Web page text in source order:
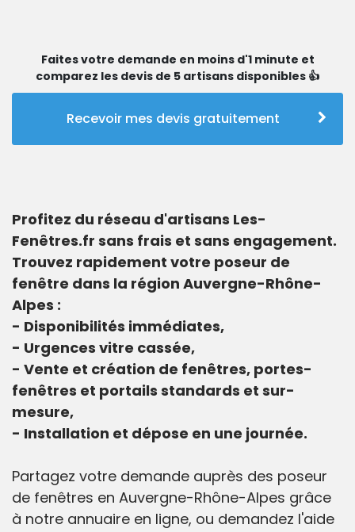
Faites votre demande en moins d'1 minute et
comparez les devis de 5 artisans disponibles 👍
Recevoir mes devis gratuitement
Profitez du réseau d'artisans Les-
Fenêtres.fr sans frais et sans engagement.
Trouvez rapidement votre poseur de
fenêtre dans la région Auvergne-Rhône-
Alpes :
- Disponibilités immédiates,
- Urgences vitre cassée,
- Vente et création de fenêtres, portes-
fenêtres et portails standards et sur-
mesure,
- Installation et dépose en une journée.
Partagez votre demande auprès des poseur
de fenêtres en Auvergne-Rhône-Alpes grâce
à notre annuaire en ligne, ou demandez l'aide